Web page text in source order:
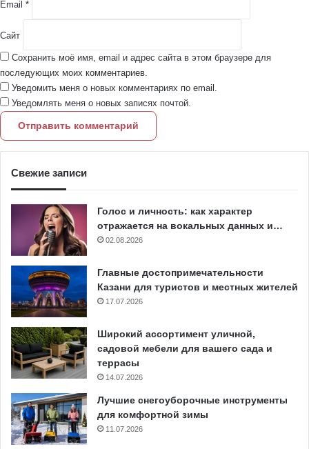
Email *
Сайт
Сохранить моё имя, email и адрес сайта в этом браузере для
последующих моих комментариев.
Уведомить меня о новых комментариях по email.
Уведомлять меня о новых записях почтой.
Свежие записи
Голос и личность: как характер
отражается на вокальных данных и…
02.08.2026
Главные достопримечательности
Казани для туристов и местных жителей
17.07.2026
Широкий ассортимент уличной,
садовой мебели для вашего сада и
террасы
14.07.2026
Лучшие снегоуборочные инструменты
для комфортной зимы
11.07.2026